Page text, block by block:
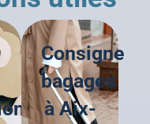
Consigne
bagages
à Aix-